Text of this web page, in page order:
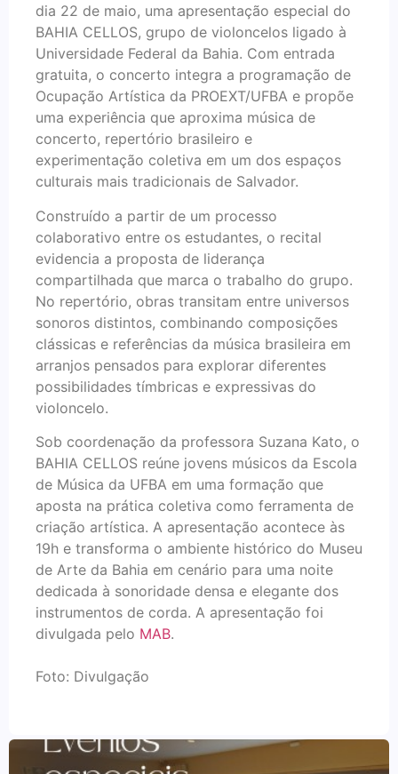
dia 22 de maio, uma apresentação especial do
BAHIA CELLOS, grupo de violoncelos ligado à
Universidade Federal da Bahia. Com entrada
gratuita, o concerto integra a programação de
Ocupação Artística da PROEXT/UFBA e propõe
uma experiência que aproxima música de
concerto, repertório brasileiro e
experimentação coletiva em um dos espaços
culturais mais tradicionais de Salvador.
Construído a partir de um processo
colaborativo entre os estudantes, o recital
evidencia a proposta de liderança
compartilhada que marca o trabalho do grupo.
No repertório, obras transitam entre universos
sonoros distintos, combinando composições
clássicas e referências da música brasileira em
arranjos pensados para explorar diferentes
possibilidades tímbricas e expressivas do
violoncelo.
Sob coordenação da professora Suzana Kato, o
BAHIA CELLOS reúne jovens músicos da Escola
de Música da UFBA em uma formação que
aposta na prática coletiva como ferramenta de
criação artística. A apresentação acontece às
19h e transforma o ambiente histórico do Museu
de Arte da Bahia em cenário para uma noite
dedicada à sonoridade densa e elegante dos
instrumentos de corda. A apresentação foi
divulgada pelo MAB.
Foto: Divulgação